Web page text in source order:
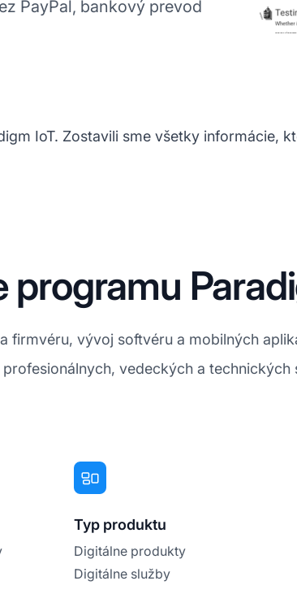
PayPal, bankový prevod
IoT. Zostavili sme všetky informácie,
firmvéru, vývoj softvéru a mobilných
vedeckých a technických
Typ produktu
Digitálne produkty
Digitálne služby